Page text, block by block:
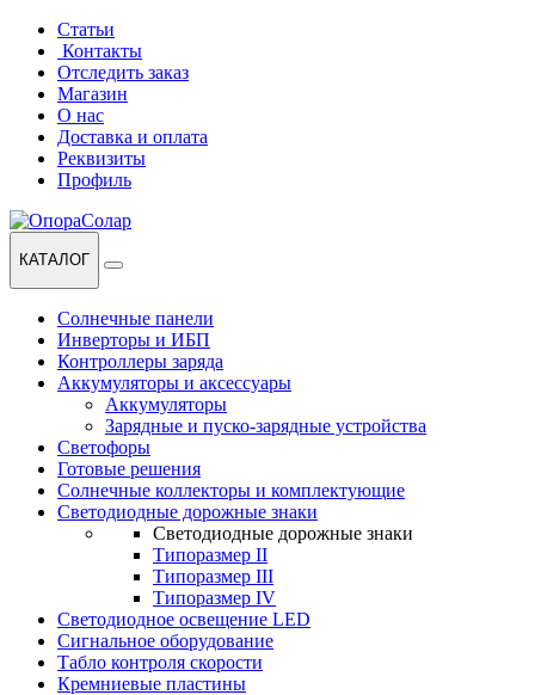
Перейти
навигации
Перейти
содержанию
Статьи
Контакты
Отследить заказ
Магазин
О нас
Доставка и оплата
Реквизиты
Профиль
КАТАЛОГ
Солнечные панели
Инверторы и ИБП
Контроллеры заряда
Аккумуляторы и аксессуары
Аккумуляторы
Зарядные и пуско-зарядные устройства
Светофоры
Готовые решения
Солнечные коллекторы и комплектующие
Светодиодные дорожные знаки
Светодиодные дорожные знаки
Типоразмер II
Типоразмер III
Типоразмер IV
Светодиодное освещение LED
Сигнальное оборудование
Табло контроля скорости
Кремниевые пластины